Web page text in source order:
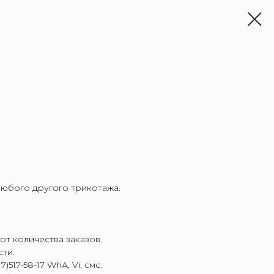
другого трикотажа.
количества заказов.
58-17 WhA, Vi, смс.